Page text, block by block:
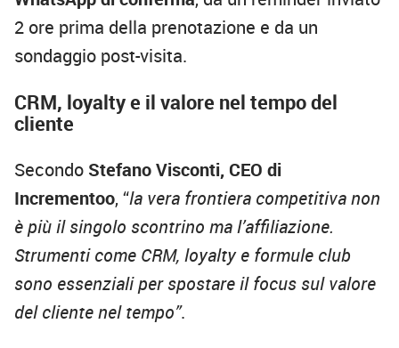
2 ore prima della prenotazione e da un
sondaggio post-visita.
CRM, loyalty e il valore nel tempo del
cliente
Secondo Stefano Visconti, CEO di
Incrementoo, “la vera frontiera competitiva non
è più il singolo scontrino ma l’affiliazione.
Strumenti come CRM, loyalty e formule club
sono essenziali per spostare il focus sul valore
del cliente nel tempo”.